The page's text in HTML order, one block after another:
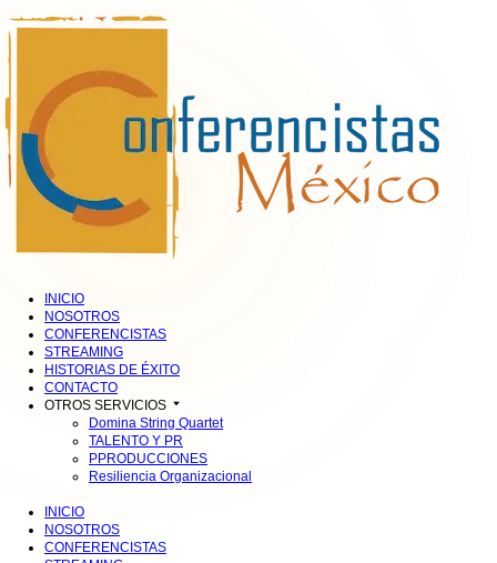
INICIO
NOSOTROS
CONFERENCISTAS
STREAMING
HISTORIAS DE ÉXITO
CONTACTO
OTROS SERVICIOS
Domina String Quartet
TALENTO Y PR
PPRODUCCIONES
Resiliencia Organizacional
INICIO
NOSOTROS
CONFERENCISTAS